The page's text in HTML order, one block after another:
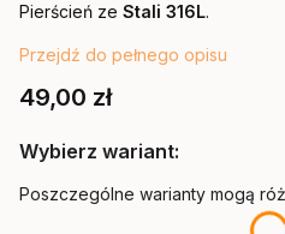
Pierścień ze Stali 316L.
Przejdź do pełnego opisu
Cena
49,00 zł
Wybierz wariant:
Poszczególne warianty mogą